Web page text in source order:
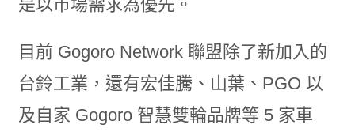
是以市場需求為優先。
目前 Gogoro Network 聯盟除了新加入的
台鈴工業，還有宏佳騰、山葉、PGO 以
及自家 Gogoro 智慧雙輪品牌等 5 家車